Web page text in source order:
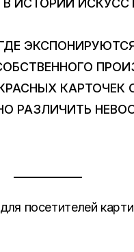
ИСТОРИИ
РАЗЛИЧИТЬ
посетителей